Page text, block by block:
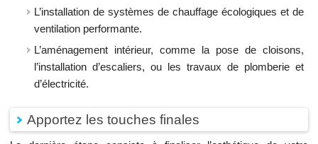
L’installation de systèmes de chauffage écologiques et de
ventilation performante.
L’aménagement intérieur, comme la pose de cloisons,
l’installation d’escaliers, ou les travaux de plomberie et
d’électricité.
Apportez les touches finales